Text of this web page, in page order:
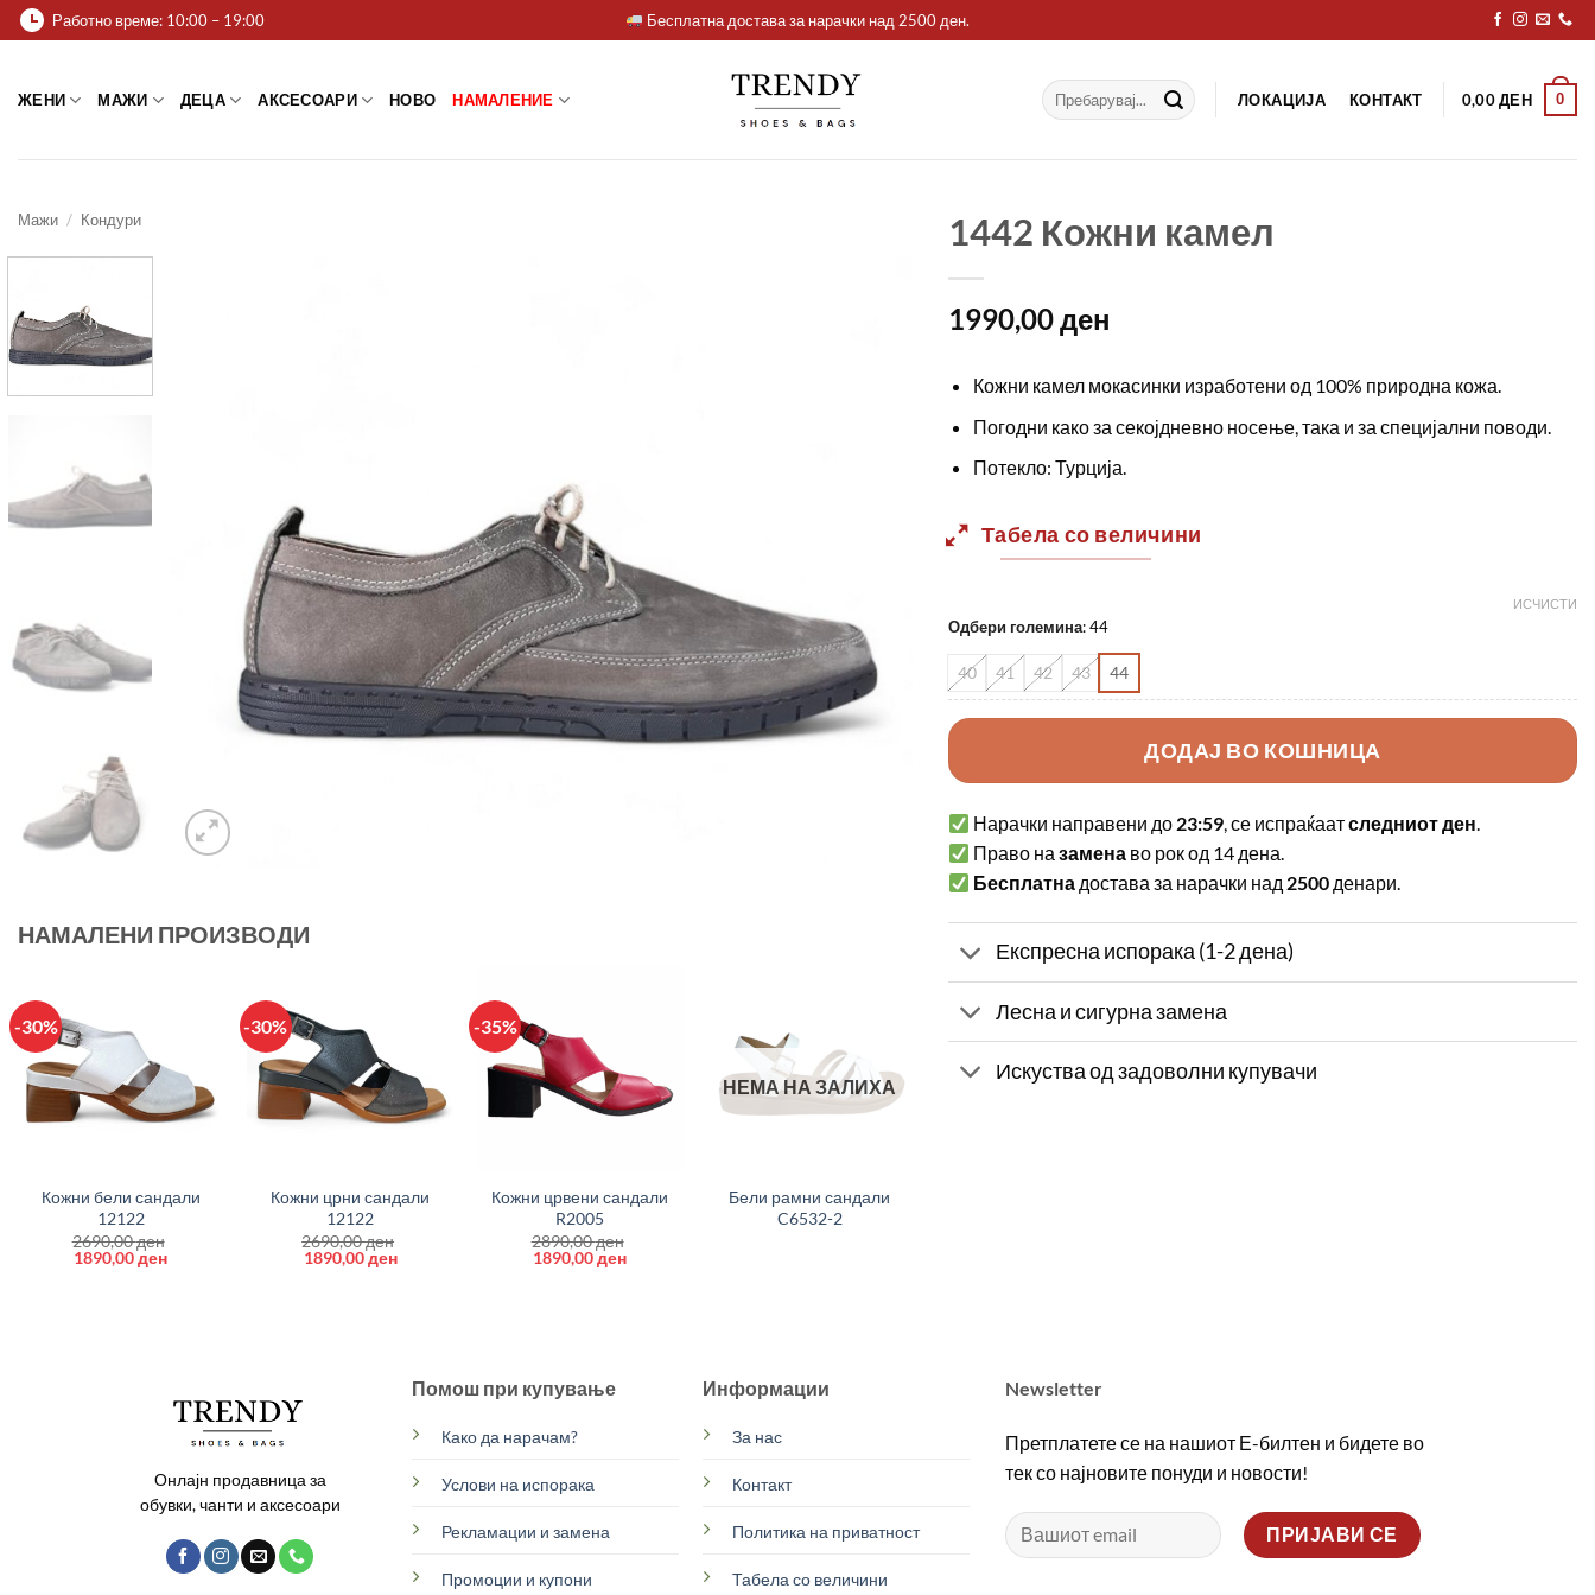
Skip
to
Работно време: 10:00 – 19:00 Бесплатна достава за нарачки над 2500 ден.
ЖЕНИ МАЖИ ДЕЦА АКСЕСОАРИ НОВО НАМАЛЕНИЕ
Барај
за:
ЛОКАЦИЈА КОНТАКТ 0,00ДЕН 0
Мажи / Кондури
НАМАЛЕНИ ПРОИЗВОДИ
-30%
Кожни бели сандали
12122
2690,00ден
Original
1890,00денCurrent
-30%
Кожни црни сандали
12122
2690,00ден
Original
1890,00денCurrent
-35%
Кожни црвени сандали
R2005
2890,00ден
Original
1890,00денCurrent
НЕМА НА ЗАЛИХА
Бели рамни сандали
C6532-2
1442 Кожни камел
1990,00ден
Кожни камел мокасинки изработени од 100% природна кожа.
Погодни како за секојдневно носење, така и за специјални поводи.
Потекло: Турција.
Табела со величини
Одбери големина:44
40 41 42 43 44
ИСЧИСТИ
ДОДАЈ ВО КОШНИЦА
Нарачки направени до 23:59, се испраќаатследниот ден.
Право назамена во рок од 14 дена.
Бесплатна достава за нарачки над 2500 денари.
Експресна испорака (1-2 дена)
Лесна и сигурна замена
Искуства од задоволни купувачи
Онлајн продавница за
обувки, чанти и аксесоари
Помош при купување
Како да нарачам?
Услови на испорака
Рекламации и замена
Промоции и купони
Информации
За нас
Контакт
Политика на приватност
Табела со величини
Newsletter
Претплатете се на нашиот Е-билтен и бидете во
тек со најновите понуди и новости!